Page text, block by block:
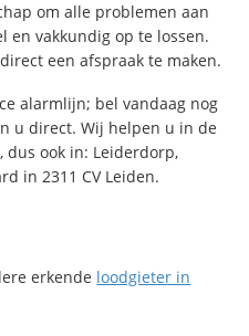
om alle problemen aan
en vakkundig op te lossen.
een afspraak te maken.
alarmlijn; bel vandaag nog
u direct. Wij helpen u in de
dus ook in: Leiderdorp,
in 2311 CV Leiden.
erkende loodgieter in